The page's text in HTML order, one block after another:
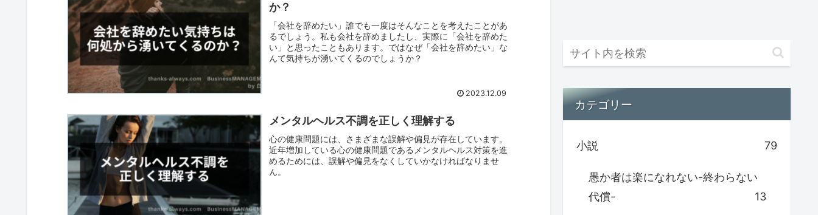
か？
「会社を辞めたい」誰でも一度はそんなことを考えたことがあ
るでしょう。私も会社を辞めましたし、実際に「会社を辞めた
い」と思ったこともあります。ではなぜ「会社を辞めたい」な
んて気持ちが湧いてくるのでしょうか？
2023.12.09
メンタルヘルス不調を正しく理解する
心の健康問題には、さまざまな誤解や偏見が存在しています。
近年増加している心の健康問題であるメンタルヘルス対策を進
めるためには、誤解や偏見をなくしていかなければなりませ
ん。
カテゴリー
小説 79
愚か者は楽になれない-終わらない
代償-
13